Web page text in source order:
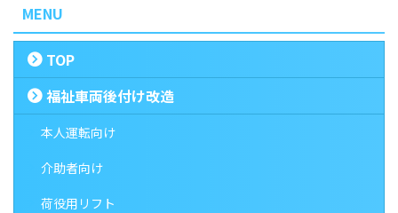
MENU
TOP
福祉車両後付け改造
本人運転向け
介助者向け
荷役用リフト